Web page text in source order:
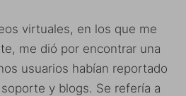
virtuales, en los que me
me dió por encontrar una
usuarios habían reportado
y blogs. Se refería a